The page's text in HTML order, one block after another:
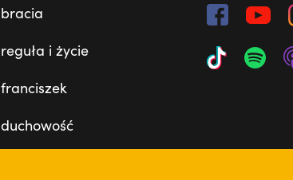
bracia
reguła i życie
franciszek
duchowość